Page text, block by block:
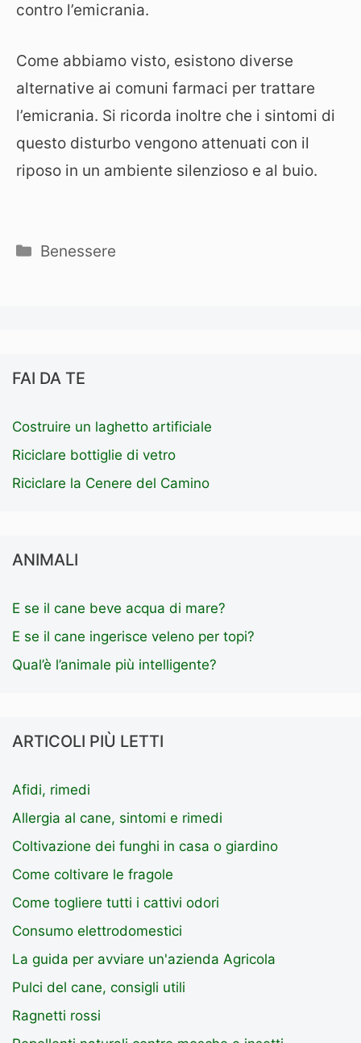
contro l’emicrania.
Come abbiamo visto, esistono diverse
alternative ai comuni farmaci per trattare
l’emicrania. Si ricorda inoltre che i sintomi di
questo disturbo vengono attenuati con il
riposo in un ambiente silenzioso e al buio.
Categorie
Benessere
FAI DA TE
Costruire un laghetto artificiale
Riciclare bottiglie di vetro
Riciclare la Cenere del Camino
ANIMALI
E se il cane beve acqua di mare?
E se il cane ingerisce veleno per topi?
Qual’è l’animale più intelligente?
ARTICOLI PIÙ LETTI
Afidi, rimedi
Allergia al cane, sintomi e rimedi
Coltivazione dei funghi in casa o giardino
Come coltivare le fragole
Come togliere tutti i cattivi odori
Consumo elettrodomestici
La guida per avviare un'azienda Agricola
Pulci del cane, consigli utili
Ragnetti rossi